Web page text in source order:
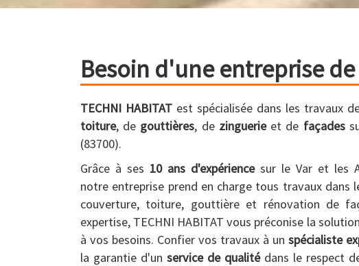
Besoin d'une entreprise
TECHNI HABITAT est spécialisée dans les travaux
toiture, de gouttières, de zinguerieet de façades
(83700).
Grâce à ses 10 ans d'expériencesur le Var et les
notre entreprise prend en charge tous travaux dans
couverture, toiture, gouttière et rénovation de
expertise, TECHNI HABITAT vous préconise la
à vos besoins. Confier vos travaux à un spécialiste
la garantie d'un service de qualitédans le respect